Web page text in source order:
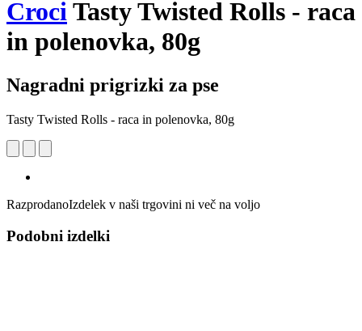
CrociTasty Twisted Rolls - raca
in polenovka, 80g
Nagradni prigrizki za pse
Tasty Twisted Rolls - raca in polenovka, 80g
RazprodanoIzdelek v naši trgovini ni več na voljo
Podobni izdelki